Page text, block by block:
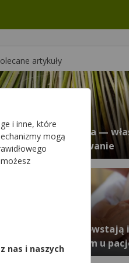
artykuły
Wetiweria pachnąca —
działanie, zastosowanie
Odleżyny - kiedy
Profilaktyka odleżyn u
i inne, które
mogą
nas i naszych